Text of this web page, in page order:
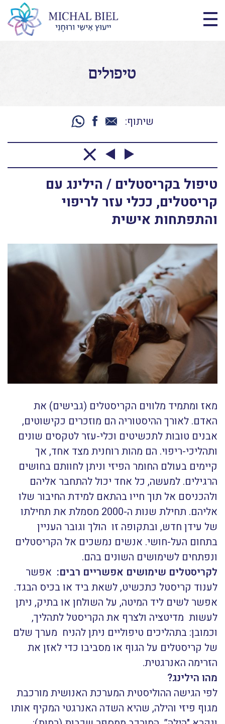
טיפולים
שיתוף:
טיפול בקריסטלים / הילינג עם
קריסטלים, ככלי עזר לריפוי
והתפתחות אישית
מאז ומתמיד מלווים הקריסטלים (גבישים) את
האדם. לאורך ההיסטוריה הם מוזכרים כקישוטים,
אבנים טובות לתכשיטים וכלי-עזר לטקסים שונים
ותהליכי-ריפוי. הם מהות רוחנית מצד אחד, אך
קיימים בעולם החומר הפיזי וניתן לחוותם בחושים
הרגילים. למעשה, כל אחד יכול להתחבר אליהם
ולהכניסם אל תוך חייו בהתאם למידת החיבור שלו
אליהם. תחילת שנות ה-2000 מסמלת את תחילתו
של עידן חדש, ובתקופה זו הולך וגובר העניין
בתחום העל-חושי. אנשים נמשכים אל הקריסטלים
ונפתחים לשימושים השונים בהם.
לקריסטלים שימושים אפשריים רבים: אפשר
לענוד קריסטל כתכשיט, לשאת ביד או בכיס הבגד.
אפשר לשים ליד המיטה, על השולחן או בתיק, ניתן
לעשות מדיטציה ולצרף את הקריסטל לתהליך,
וכמובן: בתהליכים טיפוליים ניתן להניח מערך שלם
של קריסטלים על הגוף או מסביבו כדי לאזן את
הזרימה האנרגטית.
מהו הילינג?
לפי הגישה ההוליסטית המערכת האנושית מורכבת
מגוף פיזי והילה, שהיא השדה האנרגטי המקיף אותו